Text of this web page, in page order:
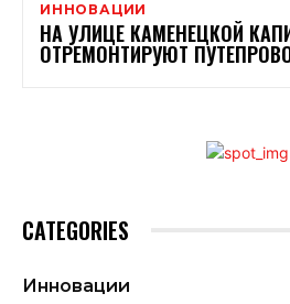
ИННОВАЦИИ
НА УЛИЦЕ КАМЕНЕЦКОЙ
ОТРЕМОНТИРУЮТ
CATEGORIES
Инновации